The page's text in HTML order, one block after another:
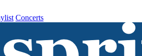
Concerts